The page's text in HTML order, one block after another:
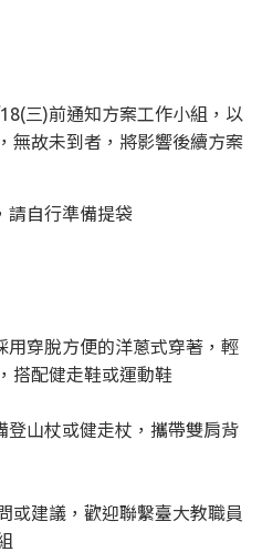
三)前通知方案工作小組，以
無故未到者，將影響後續方案
請自行準備提袋
用穿脫方便的洋蔥式穿著，輕
搭配健走鞋或運動鞋
登山杖或健走杖，攜帶雙肩背
或建議，歡迎聯繫臺大教職員